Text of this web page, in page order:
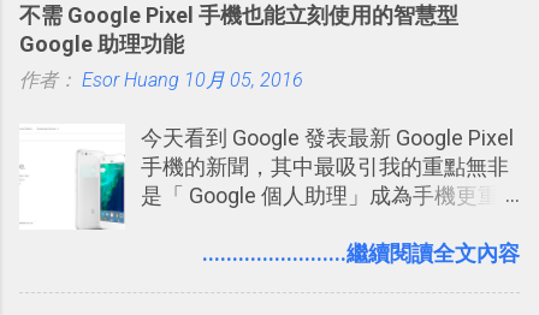
牢騷，或許你也想要透過Twitter來詢問
什麼事情。各式各樣被發表的
「twitter」會像資訊之河一樣在首頁、
不管是採用什麼樣的方式利用Twitter，
沒有人會有意見，這是我覺得Twitter很
自由也很有趣的一個地方，我可以無拘
利用Twitter來嘗試各種可能。例如 目前
不需 Google Pixel 手機也能立刻使用的智慧型
Google 助理功能
作者： Esor Huang 10月 05, 2016
今天看到 Google 發表最新 Google Pixel
手機的新聞，其中最吸引我的重點無非
是「 Google 個人助理」成為手機更重
「這是他使用過最聰明的一台智慧型手
........................繼續閱讀全文內容